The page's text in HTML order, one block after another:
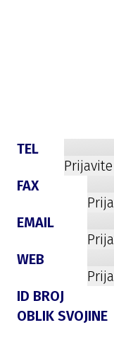
TEL
FAX
EMAIL
WEB
ID BROJ
OBLIK SVOJINE